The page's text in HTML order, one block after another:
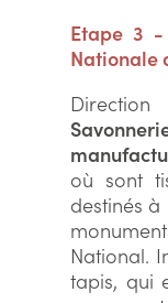
Etape 3
Nationale
où sont
destinés à
National.
tapis, qui